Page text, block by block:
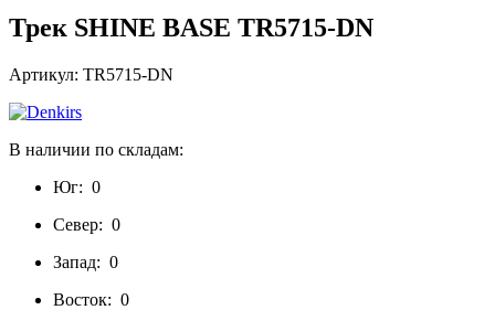
Трек SHINE BASE TR5715-DN
Артикул: TR5715-DN
В наличии по складам:
Юг: 0
Север: 0
Запад: 0
Восток: 0